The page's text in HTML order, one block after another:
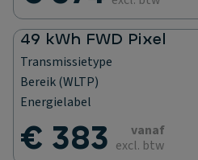
49 kWh FWD Pixel
Transmissietype
Bereik (WLTP)
Energielabel
€ 383
vanaf
excl. btw